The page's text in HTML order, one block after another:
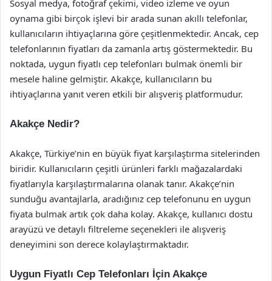
Sosyal medya, fotoğraf çekimi, video izleme ve oyun
oynama gibi birçok işlevi bir arada sunan akıllı telefonlar,
kullanıcıların ihtiyaçlarına göre çeşitlenmektedir. Ancak, cep
telefonlarının fiyatları da zamanla artış göstermektedir. Bu
noktada, uygun fiyatlı cep telefonları bulmak önemli bir
mesele haline gelmiştir. Akakçe, kullanıcıların bu
ihtiyaçlarına yanıt veren etkili bir alışveriş platformudur.
Akakçe Nedir?
Akakçe, Türkiye’nin en büyük fiyat karşılaştırma sitelerinden
biridir. Kullanıcıların çeşitli ürünleri farklı mağazalardaki
fiyatlarıyla karşılaştırmalarına olanak tanır. Akakçe’nin
sunduğu avantajlarla, aradığınız cep telefonunu en uygun
fiyata bulmak artık çok daha kolay. Akakçe, kullanıcı dostu
arayüzü ve detaylı filtreleme seçenekleri ile alışveriş
deneyimini son derece kolaylaştırmaktadır.
Uygun Fiyatlı Cep Telefonları İçin Akakçe